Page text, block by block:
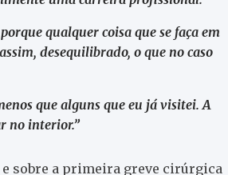
qualquer coisa que se faça em
desequilibrado, o que no caso
que alguns que eu já visitei. A
no interior.”
sobre a primeira greve cirúrgica